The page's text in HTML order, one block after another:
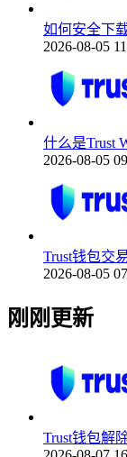
如何安全下
2026-08-05
什么是Trust
2026-08-05
Trust钱包交
2026-08-05
刚刚更新
Trust钱包解